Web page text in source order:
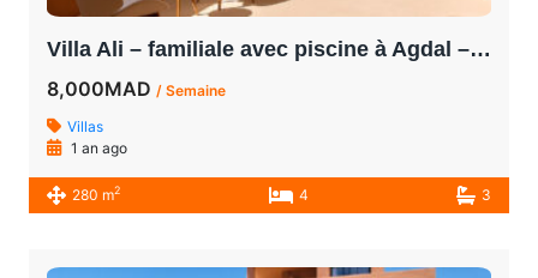
Villa Ali – familiale avec piscine à Agdal – Quartier sécurisé, 4 chambres
8,000MAD / Semaine
Villas
1 an ago
280 m2 4 3